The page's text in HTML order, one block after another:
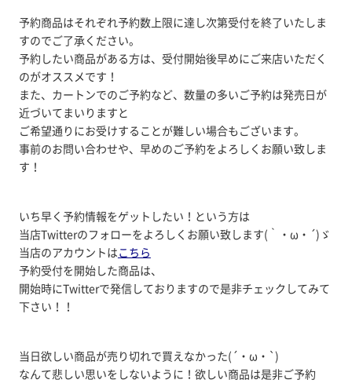
予約商品はそれぞれ予約数上限に達し次第受付を終了いたしま
すのでご了承ください。
予約したい商品がある方は、受付開始後早めにご来店いただく
のがオススメです！
また、カートンでのご予約など、数量の多いご予約は発売日が
近づいてまいりますと
ご希望通りにお受けすることが難しい場合もございます。
事前のお問い合わせや、早めのご予約をよろしくお願い致しま
す！
いち早く予約情報をゲットしたい！という方は
当店Twitterのフォローをよろしくお願い致します(｀・ω・´)ゞ
当店のアカウントはこちら
予約受付を開始した商品は、
開始時にTwitterで発信しておりますので是非チェックしてみて
下さい！！
当日欲しい商品が売り切れで買えなかった(´・ω・`)
なんて悲しい思いをしないように！欲しい商品は是非ご予約